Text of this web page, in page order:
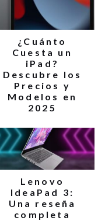
¿Cuánto
Cuesta un
iPad?
Descubre los
Precios y
Modelos en
2025
Lenovo
IdeaPad 3:
Una reseña
completa